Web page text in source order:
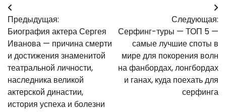
Навигация
по
записям
Предыдущая:
Биография актера Сергея
Иванова — причина смерти
и достижения знаменитой
театральной личности,
наследника великой
актерской династии,
история успеха и болезни
Следующая:
Серфинг-туры — ТОП 5 —
самые лучшие споты в
мире для покорения волн
на фанбордах, лонгбордах
и ганах, куда поехать для
серфинга